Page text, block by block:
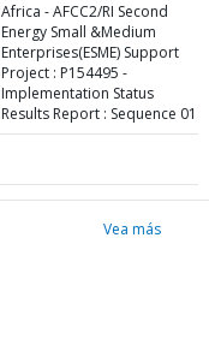
Africa - AFCC2/RI Second
Energy Small &Medium
Enterprises(ESME) Support
Project : P154495 -
Implementation Status
Results Report : Sequence 01
Vea más